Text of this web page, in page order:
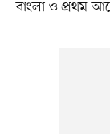
বাংলা ও প্রথম